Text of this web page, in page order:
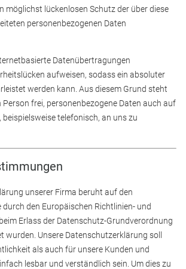
möglichst lückenlosen Schutz der über diese
personenbezogenen Daten
Datenübertragungen
aufweisen, sodass ein absoluter
werden kann. Aus diesem Grund steht
frei, personenbezogene Daten auch auf
telefonisch, an uns zu
unserer Firma beruht auf den
durch den Europäischen Richtlinien- und
Erlass der Datenschutz-Grundverordnung
wurden. Unsere Datenschutzerklärung soll
als auch für unsere Kunden und
lesbar und verständlich sein. Um dies zu